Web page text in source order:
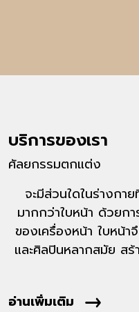
บริการของเรา
ศัลยกรรมตกแต่ง
จะมีส่วนใดในร่างก
มากกว่าใบหน้า ด้วยก
ของเครื่องหน้า ใบหน้า
และศิลปินหลากสมัย สร้
อ่านเพิ่มเติม